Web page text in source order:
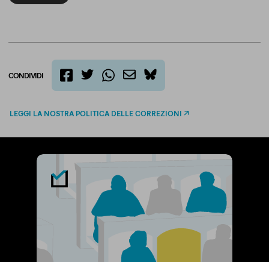
CONDIVIDI
bluesky
LEGGI LA NOSTRA POLITICA DELLE CORREZIONI